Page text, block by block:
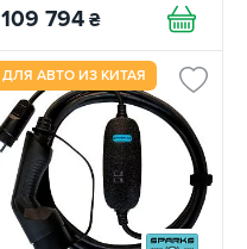
109 794 ₴
ДЛЯ АВТО ИЗ КИТАЯ